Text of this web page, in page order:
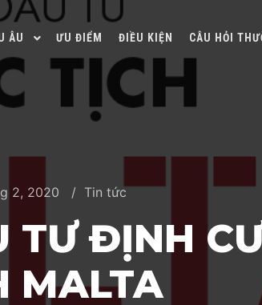
ÂU ƯU ĐIỂM ĐIỀU KIỆN CÂU HỎI
2, 2020 Tin tức
TƯ ĐỊNH
MALTA